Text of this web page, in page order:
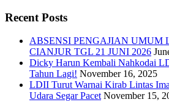
Recent Posts
ABSENSI PENGAJIAN UMUM
CIANJUR TGL 21 JUNI 2026
Dicky Harun Kembali Nahkodai
Tahun Lagi! November 16, 2025
LDII Turut Warnai Kirab Lintas
Udara Segar Pacet November 15,